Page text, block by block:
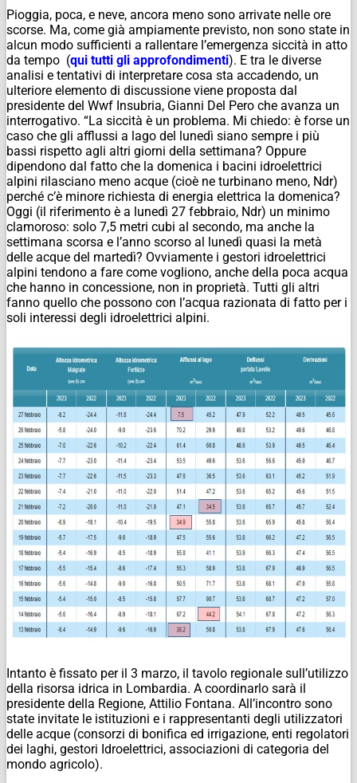
Pioggia, poca, e neve, ancora meno sono arrivate nelle ore
scorse. Ma, come già ampiamente previsto, non sono state in
alcun modo sufficienti a rallentare l’emergenza siccità in atto
da tempo (qui tutti gli approfondimenti). E tra le diverse
analisi e tentativi di interpretare cosa sta accadendo, un
ulteriore elemento di discussione viene proposta dal
presidente del Wwf Insubria, Gianni Del Pero che avanza un
interrogativo. “La siccità è un problema. Mi chiedo: è forse un
caso che gli afflussi a lago del lunedì siano sempre i più
bassi rispetto agli altri giorni della settimana? Oppure
dipendono dal fatto che la domenica i bacini idroelettrici
alpini rilasciano meno acque (cioè ne turbinano meno, Ndr)
perché c’è minore richiesta di energia elettrica la domenica?
Oggi (il riferimento è a lunedì 27 febbraio, Ndr) un minimo
clamoroso: solo 7,5 metri cubi al secondo, ma anche la
settimana scorsa e l’anno scorso al lunedì quasi la metà
delle acque del martedì? Ovviamente i gestori idroelettrici
alpini tendono a fare come vogliono, anche della poca acqua
che hanno in concessione, non in proprietà. Tutti gli altri
fanno quello che possono con l’acqua razionata di fatto per i
soli interessi degli idroelettrici alpini.
Intanto è fissato per il 3 marzo, il tavolo regionale sull’utilizzo
della risorsa idrica in Lombardia. A coordinarlo sarà il
presidente della Regione, Attilio Fontana. All’incontro sono
state invitate le istituzioni e i rappresentanti degli utilizzatori
delle acque (consorzi di bonifica ed irrigazione, enti regolatori
dei laghi, gestori Idroelettrici, associazioni di categoria del
mondo agricolo).